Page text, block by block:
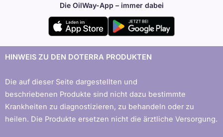
Die OilWay-App – immer dabei
HINWEIS ZU DEN DOTERRA PRODUKTEN
Die auf dieser Seite dargestellten und
beschriebenen Produkte sind nicht dazu bestimmte
Krankheiten zu diagnostizieren, zu behandeln oder zu
heilen. Die Produkte ersetzen nicht die ärztliche Versorgung.